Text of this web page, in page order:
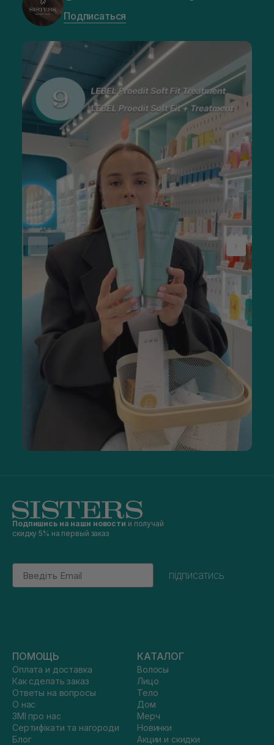
Подписаться
Подпишись на наши новости и получай
скидку 5% на первый заказ
Email
підписатись
ПОМОЩЬ
Оплата и доставка
Как сделать заказ
Ответы на вопросы
О нас
ЗМІ про нас
Сертифікати та нагороди
Блог
КАТАЛОГ
Волосы
Лицо
Тело
Дом
Мерч
Новинки
Акции и скидки